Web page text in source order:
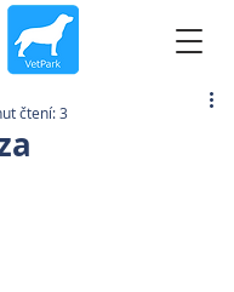
čtení: 3
z 5 hvězdiček.